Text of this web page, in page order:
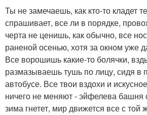
Ты не замечаешь, как кто-то кладет
спрашивает, все ли в порядке,
черта не ценишь, как обычно, все
раненой осенью, хотя за окном уже
Все ворошишь какие-то болячки,
размазываешь тушь по лицу, сидя в
автобусе. Все твои вздохи и
ничего не меняют - эйфелева башня
зима гнетет, мир движется все с той